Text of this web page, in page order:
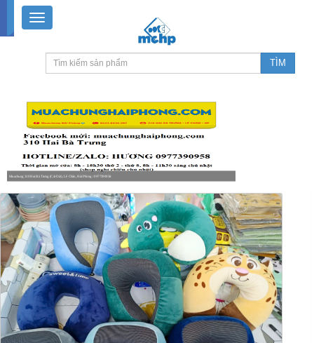
Muachung 310 Hai Bà Trưng (Cát Dài), Lê Chân, Hải Phòng / 0977390958